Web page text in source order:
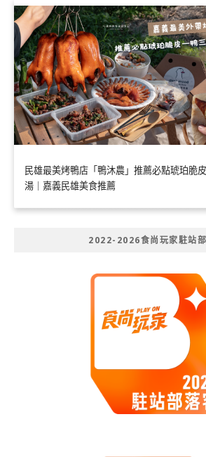
民雄最美烤鴨店「鴨沐農」推薦必點琥珀脆
湯｜嘉義民雄美食推薦
2022-2026食尚玩家駐站